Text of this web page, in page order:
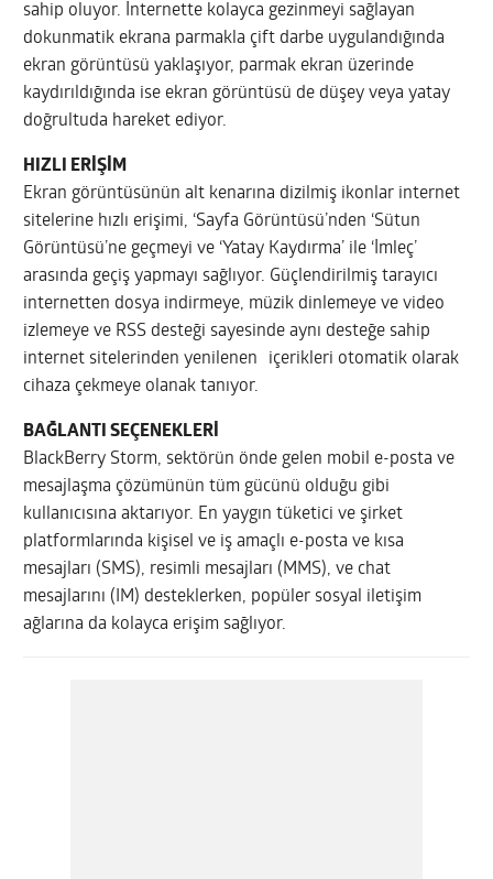
sahip oluyor. İnternette kolayca gezinmeyi sağlayan
dokunmatik ekrana parmakla çift darbe uygulandığında
ekran görüntüsü yaklaşıyor, parmak ekran üzerinde
kaydırıldığında ise ekran görüntüsü de düşey veya yatay
doğrultuda hareket ediyor.
HIZLI ERİŞİM
Ekran görüntüsünün alt kenarına dizilmiş ikonlar internet
sitelerine hızlı erişimi, ‘Sayfa Görüntüsü’nden ‘Sütun
Görüntüsü’ne geçmeyi ve ‘Yatay Kaydırma’ ile ‘İmleç’
arasında geçiş yapmayı sağlıyor. Güçlendirilmiş tarayıcı
internetten dosya indirmeye, müzik dinlemeye ve video
izlemeye ve RSS desteği sayesinde aynı desteğe sahip
internet sitelerinden yenilenen içerikleri otomatik olarak
cihaza çekmeye olanak tanıyor.
BAĞLANTI SEÇENEKLERİ
BlackBerry Storm, sektörün önde gelen mobil e-posta ve
mesajlaşma çözümünün tüm gücünü olduğu gibi
kullanıcısına aktarıyor. En yaygın tüketici ve şirket
platformlarında kişisel ve iş amaçlı e-posta ve kısa
mesajları (SMS), resimli mesajları (MMS), ve chat
mesajlarını (IM) desteklerken, popüler sosyal iletişim
ağlarına da kolayca erişim sağlıyor.